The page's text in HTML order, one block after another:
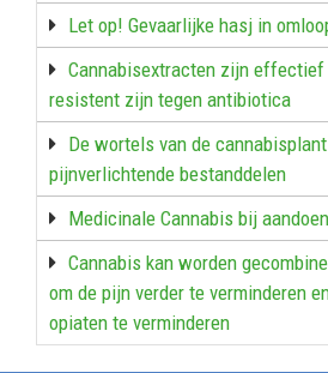
Let op! Gevaarlijke hasj in
Cannabisextracten zijn
resistent zijn tegen antibiotica
De wortels van de
pijnverlichtende bestanddelen
Medicinale Cannabis bij
Cannabis kan worden
om de pijn verder te verminderen
opiaten te verminderen